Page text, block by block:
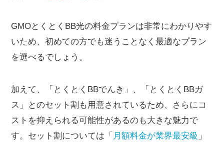
GMOとくとくBB光の料金プランは非常にわかりやす
いため、初めての方でも迷うことなく最適なプラン
を選べるでしょう。
加えて、「とくとくBBでんき」、「とくとくBBガ
ス」とのセット割も用意されているため、さらにコ
ストを抑えられる可能性があるのも大きな魅力で
す。セット割については「 月額料金が業界最安級 」